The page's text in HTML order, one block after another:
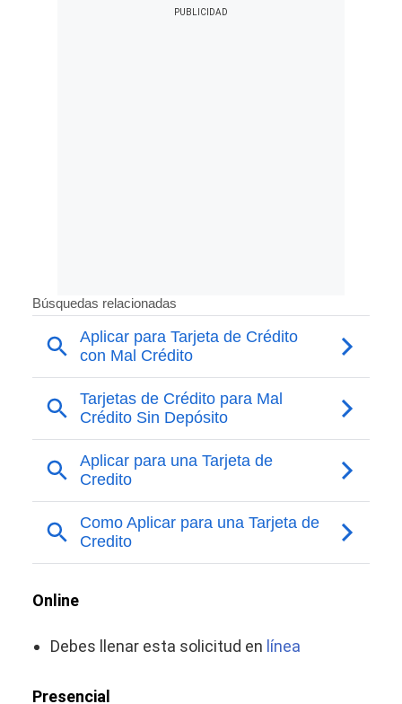
Online
Debes llenar esta solicitud en línea
Presencial